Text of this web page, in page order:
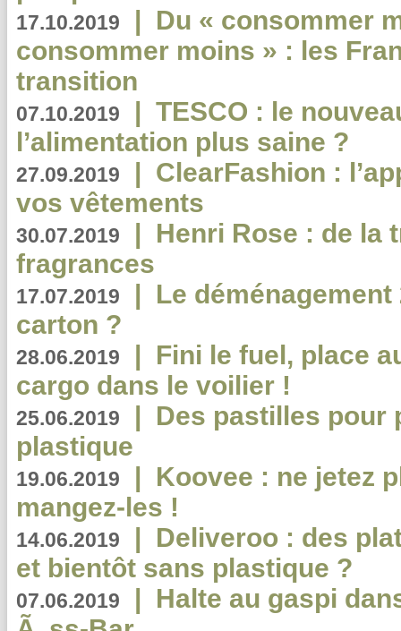
17.10.2019 | Du « consommer
consommer moins » : les
transition
07.10.2019 | TESCO : le
l’alimentation plus saine ?
27.09.2019 | ClearFashion :
vos vêtements
30.07.2019 | Henri Rose : de la
fragrances
17.07.2019 | Le
carton ?
28.06.2019 | Fini le fuel, place
cargo dans le voilier !
25.06.2019 | Des pastilles pour
plastique
19.06.2019 | Koovee : ne jetez
mangez-les !
14.06.2019 | Deliveroo : des
et bientôt sans plastique ?
07.06.2019 | Halte au gaspi